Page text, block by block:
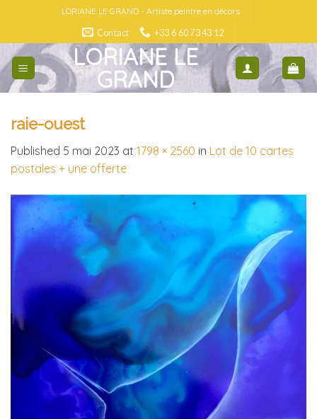
content
LORIANE LE GRAND - Artiste peintre en décors
Contact +33 6 60 73 43 12
LORIANE LE
GRAND
raie-ouest
Published 5 mai 2023 at 1798 × 2560 in Lot de 10 cartes
postales + une offerte